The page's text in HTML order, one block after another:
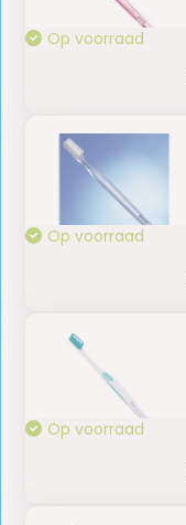
Op voorraad
Op voorraad
Op voorraad